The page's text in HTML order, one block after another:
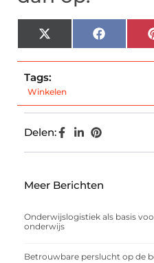
X
(Twitter)
Facebook
Tags:
Winkelen
Delen:
Meer Berichten
Onderwijslogistiek als basis
onderwijs
Betrouwbare perslucht op de